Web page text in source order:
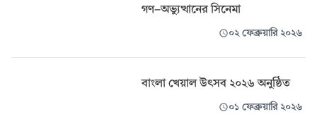
গণ-অভ্যুত্থানের সিনেমা
০২ ফেব্রুয়ারি ২০২৬
বাংলা খেয়াল উৎসব ২০২৬ অনুষ্ঠিত
০১ ফেব্রুয়ারি ২০২৬